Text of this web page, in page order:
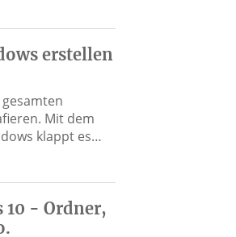
erstellen
Mit dem
klappt es…
10 - Ordner,